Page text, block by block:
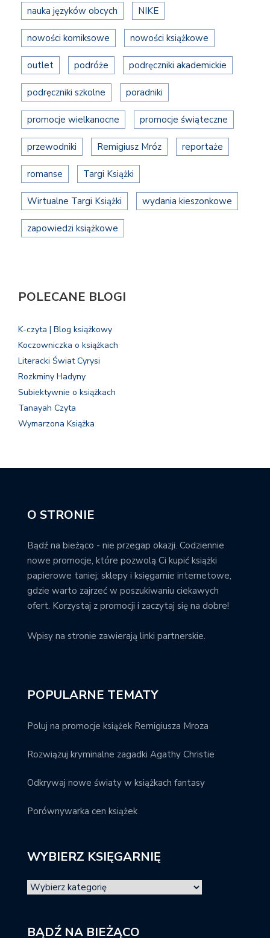
nauka języków obcych NIKE
nowości komiksowe nowości książkowe
outlet podróże podręczniki akademickie
podręczniki szkolne poradniki
promocje wielkanocne promocje świąteczne
przewodniki Remigiusz Mróz reportaże
romanse Targi Książki
Wirtualne Targi Książki wydania kieszonkowe
zapowiedzi książkowe
POLECANE BLOGI
K-czyta | Blog książkowy
Koczowniczka o książkach
Literacki Świat Cyrysi
Rozkminy Hadyny
Subiektywnie o książkach
Tanayah Czyta
Wymarzona Książka
O STRONIE
Bądź na bieżąco - nie przegap okazji. Codziennie
nowe promocje, które pozwolą Ci kupić książki
papierowe taniej; sklepy i księgarnie internetowe,
gdzie warto zajrzeć w poszukiwaniu ciekawych
ofert. Korzystaj z promocji i zaczytaj się na dobre!
Wpisy na stronie zawierają linki partnerskie.
POPULARNE TEMATY
Poluj na promocje książek Remigiusza Mroza
Rozwiązuj kryminalne zagadki Agathy Christie
Odkrywaj nowe światy w książkach fantasy
Porównywarka cen książek
WYBIERZ KSIĘGARNIĘ
BĄDŹ NA BIEŻĄCO